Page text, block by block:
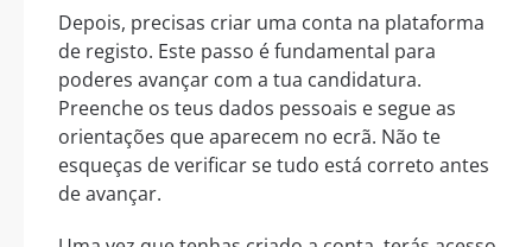
Depois, precisas criar uma conta na plataforma
de registo. Este passo é fundamental para
poderes avançar com a tua candidatura.
Preenche os teus dados pessoais e segue as
orientações que aparecem no ecrã. Não te
esqueças de verificar se tudo está correto antes
de avançar.